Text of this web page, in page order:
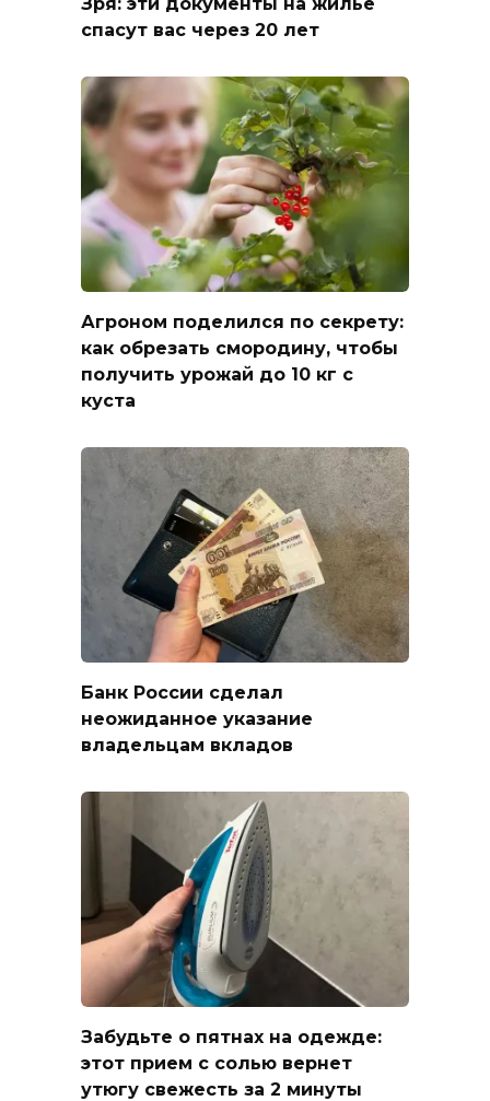
спасут вас через 20 лет
Агроном поделился по секрету:
как обрезать смородину, чтобы
получить урожай до 10 кг с
куста
Банк России сделал
неожиданное указание
владельцам вкладов
Забудьте о пятнах на одежде:
этот прием с солью вернет
утюгу свежесть за 2 минуты